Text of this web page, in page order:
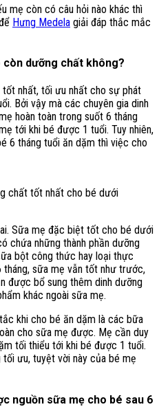
mẹ còn có câu hỏi nào khác thì
Hưng Medela giải đáp thắc mắc
còn dưỡng chất không?
nhất, tối ưu nhất cho sự phát
Bởi vậy mà các chuyên gia dinh
hoàn toàn trong suốt 6 tháng
tới khi bé được 1 tuổi. Tuy nhiên,
6 tháng tuổi ăn dặm thì việc cho
chất tốt nhất cho bé dưới
Sữa mẹ đặc biệt tốt cho bé dưới
chứa những thành phần dưỡng
bột công thức hay loại thực
tháng, sữa mẹ vẫn tốt như trước,
được bổ sung thêm dinh dưỡng
khác ngoài sữa mẹ.
khi cho bé ăn dặm là các bữa
cho sữa mẹ được. Mẹ cần duy
tối thiểu tới khi bé được 1 tuổi.
ưu, tuyệt vời này của bé mẹ
nguồn sữa mẹ cho bé sau 6